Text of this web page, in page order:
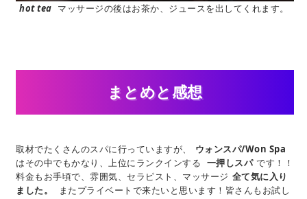
hot tea マッサージの後はお茶か、ジュースを出してくれます。
まとめと感想
取材でたくさんのスパに行っていますが、
ウォンスパ/Won Spa
はその中でもかなり、上位にランクインする 一押しスパ です！！
料金もお手頃で、雰囲気、セラピスト、マッサージ 全て気に入り
ました。
またプライベートで来たいと思います！皆さんもお試し